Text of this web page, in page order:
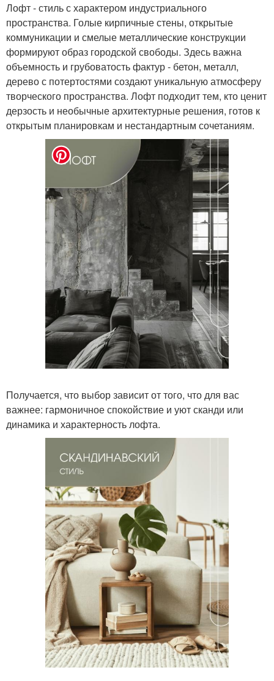
Лофт - стиль с характером индустриального
пространства. Голые кирпичные стены, открытые
коммуникации и смелые металлические конструкции
формируют образ городской свободы. Здесь важна
объемность и грубоватость фактур - бетон, металл,
дерево с потертостями создают уникальную атмосферу
творческого пространства. Лофт подходит тем, кто ценит
дерзость и необычные архитектурные решения, готов к
открытым планировкам и нестандартным сочетаниям.
Получается, что выбор зависит от того, что для вас
важнее: гармоничное спокойствие и уют сканди или
динамика и характерность лофта.